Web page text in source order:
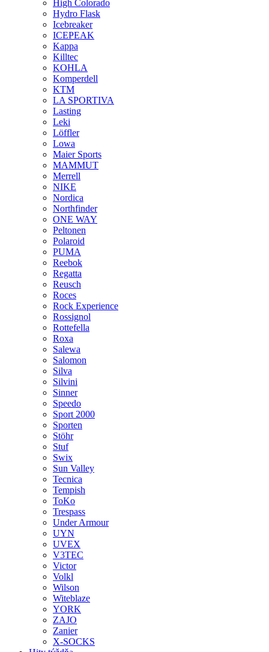
High Colorado
Hydro Flask
Icebreaker
ICEPEAK
Kappa
Killtec
KOHLA
Komperdell
KTM
LA SPORTIVA
Lasting
Leki
Löffler
Lowa
Maier Sports
MAMMUT
Merrell
NIKE
Nordica
Northfinder
ONE WAY
Peltonen
Polaroid
PUMA
Reebok
Regatta
Reusch
Roces
Rock Experience
Rossignol
Rottefella
Roxa
Salewa
Salomon
Silva
Silvini
Sinner
Speedo
Sport 2000
Sporten
Stöhr
Stuf
Swix
Sun Valley
Tecnica
Tempish
ToKo
Trespass
Under Armour
UYN
UVEX
V3TEC
Victor
Volkl
Wilson
Witeblaze
YORK
ZAJO
Zanier
X-SOCKS